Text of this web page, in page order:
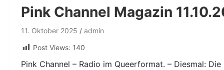
Pink Channel Magazin
11. Oktober 2025
admin
Post Views: 140
Pink Channel – Radio im Queerformat. – Diesmal: